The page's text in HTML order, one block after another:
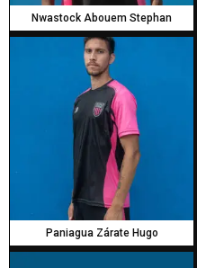
Nwastock Abouem Stephan
Paniagua Zárate Hugo